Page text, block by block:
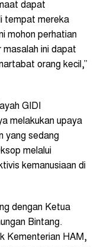
dapat
tempat mereka
mohon perhatian
masalah ini dapat
orang kecil,”
GIDI
melakukan upaya
yang sedang
melalui
kemanusiaan di
dengan Ketua
Bintang.
Kementerian HAM,